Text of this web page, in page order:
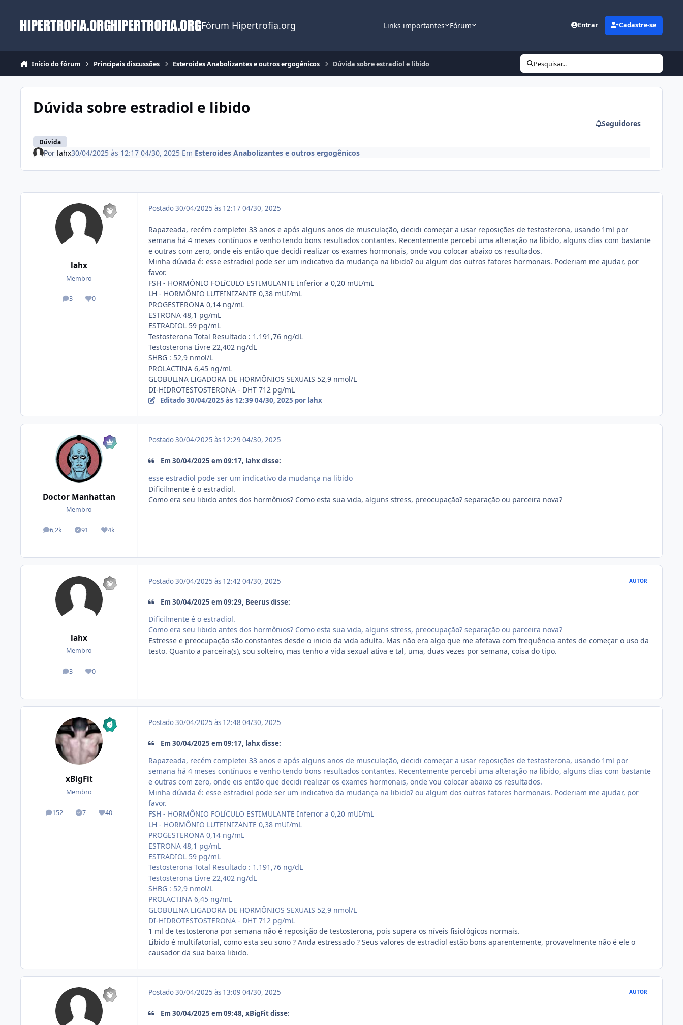
Fórum Hipertrofia.org Links importantes Fórum Entrar Cadastre-se
Início do fórum Principais discussões Esteroides Anabolizantes e outros ergogênicos Dúvida sobre estradiol e libido Pesquisar...
Dúvida sobre estradiol e libido
Dúvida
Seguidores
Por lahx30/04/2025 às 12:17 04/30, 2025 Em Esteroides Anabolizantes e outros ergogênicos
lahx
Membro
3
posts 0
Reputação
Postado30/04/2025 às 12:17 04/30, 2025
Rapazeada, recém completei 33 anos e após alguns anos de musculação, decidi começar a usar reposições de testosterona, usando 1ml por
semana há 4 meses contínuos e venho tendo bons resultados contantes. Recentemente percebi uma alteração na libido, alguns dias com bastante
e outras com zero, onde eis então que decidi realizar os exames hormonais, onde vou colocar abaixo os resultados.
Minha dúvida é: esse estradiol pode ser um indicativo da mudança na libido? ou algum dos outros fatores hormonais. Poderiam me ajudar, por
favor.
FSH - HORMÔNIO FOLíCULO ESTIMULANTE Inferior a 0,20 mUI/mL
LH - HORMÔNIO LUTEINIZANTE 0,38 mUI/mL
PROGESTERONA 0,14 ng/mL
ESTRONA 48,1 pg/mL
ESTRADIOL 59 pg/mL
Testosterona Total Resultado : 1.191,76 ng/dL
Testosterona Livre 22,402 ng/dL
SHBG : 52,9 nmol/L
PROLACTINA 6,45 ng/mL
GLOBULINA LIGADORA DE HORMÔNIOS SEXUAIS 52,9 nmol/L
DI-HIDROTESTOSTERONA - DHT 712 pg/mL
Editado30/04/2025 às 12:39 04/30, 2025 por lahx
Doctor Manhattan
Membro
6,2k
posts 91
Tópicos solucionados
4k
Reputação
Postado30/04/2025 às 12:29 04/30, 2025
Em 30/04/2025 em 09:17, lahx disse:
esse estradiol pode ser um indicativo da mudança na libido
Dificilmente é o estradiol.
Como era seu libido antes dos hormônios? Como esta sua vida, alguns stress, preocupação? separação ou parceira nova?
lahx
Membro
3
posts 0
Reputação
Postado30/04/2025 às 12:42 04/30, 2025 AUTOR
Em 30/04/2025 em 09:29, Beerus disse:
Dificilmente é o estradiol.
Como era seu libido antes dos hormônios? Como esta sua vida, alguns stress, preocupação? separação ou parceira nova?
Estresse e preocupação são constantes desde o inicio da vida adulta. Mas não era algo que me afetava com frequência antes de começar o uso da
testo. Quanto a parceira(s), sou solteiro, mas tenho a vida sexual ativa e tal, uma, duas vezes por semana, coisa do tipo.
xBigFit
Membro
152
posts 7
Tópicos solucionados
40
Reputação
Postado30/04/2025 às 12:48 04/30, 2025
Em 30/04/2025 em 09:17, lahx disse:
Rapazeada, recém completei 33 anos e após alguns anos de musculação, decidi começar a usar reposições de testosterona, usando 1ml por
semana há 4 meses contínuos e venho tendo bons resultados contantes. Recentemente percebi uma alteração na libido, alguns dias com bastante
e outras com zero, onde eis então que decidi realizar os exames hormonais, onde vou colocar abaixo os resultados.
Minha dúvida é: esse estradiol pode ser um indicativo da mudança na libido? ou algum dos outros fatores hormonais. Poderiam me ajudar, por
favor.
FSH - HORMÔNIO FOLíCULO ESTIMULANTE Inferior a 0,20 mUI/mL
LH - HORMÔNIO LUTEINIZANTE 0,38 mUI/mL
PROGESTERONA 0,14 ng/mL
ESTRONA 48,1 pg/mL
ESTRADIOL 59 pg/mL
Testosterona Total Resultado : 1.191,76 ng/dL
Testosterona Livre 22,402 ng/dL
SHBG : 52,9 nmol/L
PROLACTINA 6,45 ng/mL
GLOBULINA LIGADORA DE HORMÔNIOS SEXUAIS 52,9 nmol/L
DI-HIDROTESTOSTERONA - DHT 712 pg/mL
1 ml de testosterona por semana não é reposição de testosterona, pois supera os níveis fisiológicos normais.
Libido é multifatorial, como esta seu sono ? Anda estressado ? Seus valores de estradiol estão bons aparentemente, provavelmente não é ele o
causador da sua baixa libido.
Postado30/04/2025 às 13:09 04/30, 2025 AUTOR
Em 30/04/2025 em 09:48, xBigFit disse: